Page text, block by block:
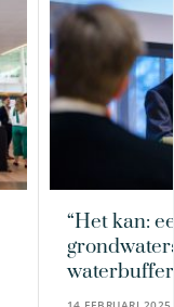
“Het kan: